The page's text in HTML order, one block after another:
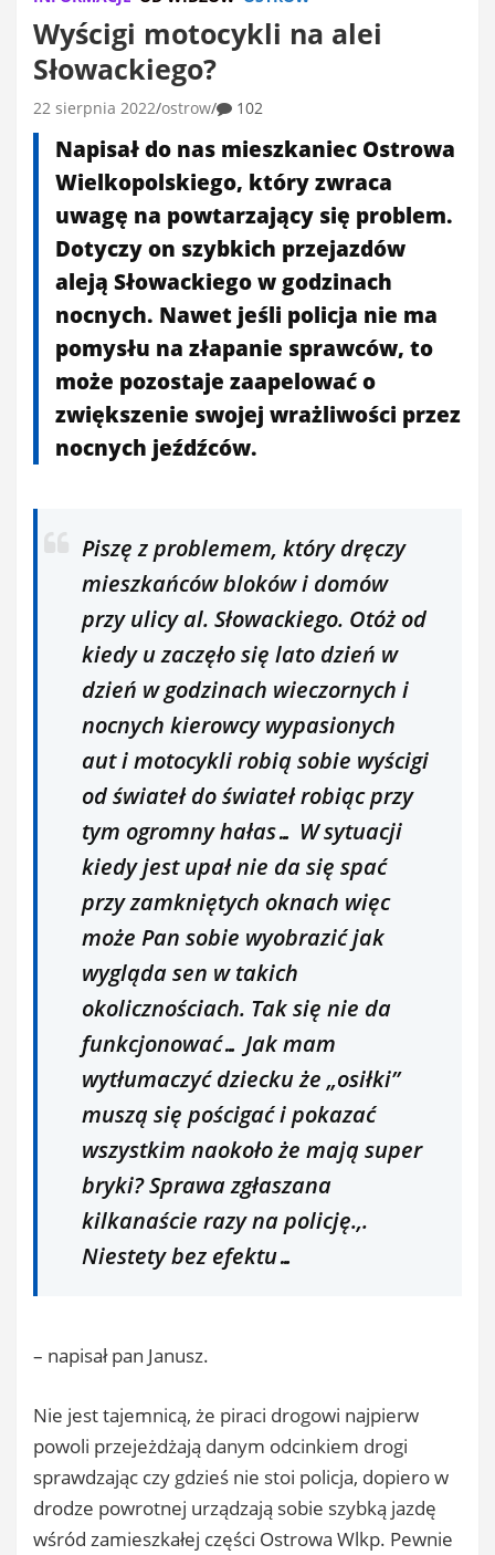
Wyścigi motocykli na alei
Słowackiego?
22 sierpnia 2022 ostrow 102
Napisał do nas mieszkaniec Ostrowa
Wielkopolskiego, który zwraca
uwagę na powtarzający się problem.
Dotyczy on szybkich przejazdów
aleją Słowackiego w godzinach
nocnych. Nawet jeśli policja nie ma
pomysłu na złapanie sprawców, to
może pozostaje zaapelować o
zwiększenie swojej wrażliwości przez
nocnych jeźdźców.
Piszę z problemem, który dręczy
mieszkańców bloków i domów
przy ulicy al. Słowackiego. Otóż od
kiedy u zaczęło się lato dzień w
dzień w godzinach wieczornych i
nocnych kierowcy wypasionych
aut i motocykli robią sobie wyścigi
od świateł do świateł robiąc przy
tym ogromny hałas… W sytuacji
kiedy jest upał nie da się spać
przy zamkniętych oknach więc
może Pan sobie wyobrazić jak
wygląda sen w takich
okolicznościach. Tak się nie da
funkcjonować… Jak mam
wytłumaczyć dziecku że „osiłki”
muszą się pościgać i pokazać
wszystkim naokoło że mają super
bryki? Sprawa zgłaszana
kilkanaście razy na policję.,.
Niestety bez efektu…
– napisał pan Janusz.
Nie jest tajemnicą, że piraci drogowi najpierw
powoli przejeżdżają danym odcinkiem drogi
sprawdzając czy gdzieś nie stoi policja, dopiero w
drodze powrotnej urządzają sobie szybką jazdę
wśród zamieszkałej części Ostrowa Wlkp. Pewnie